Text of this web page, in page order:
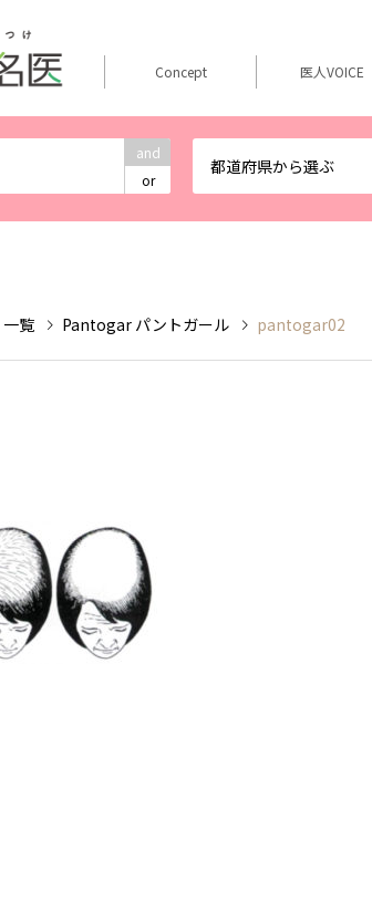
and
or
都道府県から選ぶ
Concept 医人VOICE
一覧 Pantogar パントガール pantogar02